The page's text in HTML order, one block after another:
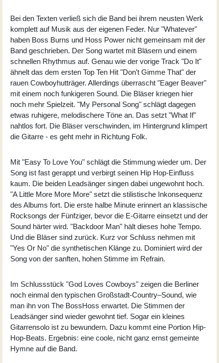
Bei den Texten verließ sich die Band bei ihrem neusten Werk
komplett auf Musik aus der eigenen Feder. Nur "Whatever"
haben Boss Burns und Hoss Power nicht gemeinsam mit der
Band geschrieben. Der Song wartet mit Bläsern und einem
schnellen Rhythmus auf. Genau wie der vorige Track "Do It"
ähnelt das dem ersten Top Ten Hit "Don’t Gimme That" der
rauen Cowboyhutträger. Allerdings überrascht "Eager Beaver"
mit einem noch funkigeren Sound. Die Bläser kriegen hier
noch mehr Spielzeit. "My Personal Song" schlägt dagegen
etwas ruhigere, melodischere Töne an. Das setzt "What If"
nahtlos fort. Die Bläser verschwinden, im Hintergrund klimpert
die Gitarre - es geht mehr in Richtung Folk.
Mit "Easy To Love You" schlägt die Stimmung wieder um. Der
Song ist fast gerappt und verbirgt seinen Hip Hop-Einfluss
kaum. Die beiden Leadsänger singen dabei ungewohnt hoch.
"A Little More More More" setzt die stilistische Inkonsequenz
des Albums fort. Die erste halbe Minute erinnert an klassische
Rocksongs der Fünfziger, bevor die E-Gitarre einsetzt und der
Sound härter wird. "Backdoor Man" hält dieses hohe Tempo.
Und die Bläser sind zurück. Kurz vor Schluss nehmen mit
"Yes Or No" die synthetischen Klänge zu. Dominiert wird der
Song von der sanften, hohen Stimme im Refrain.
Im Schlussstück "God Loves Cowboys" zeigen die Berliner
noch einmal den typischen Großstadt-Country–Sound, wie
man ihn von The BossHoss erwartet. Die Stimmen der
Leadsänger sind wieder gewohnt tief. Sogar ein kleines
Gitarrensolo ist zu bewundern. Dazu kommt eine Portion Hip-
Hop-Beats. Ergebnis: eine coole, nicht ganz ernst gemeinte
Hymne auf die Band.